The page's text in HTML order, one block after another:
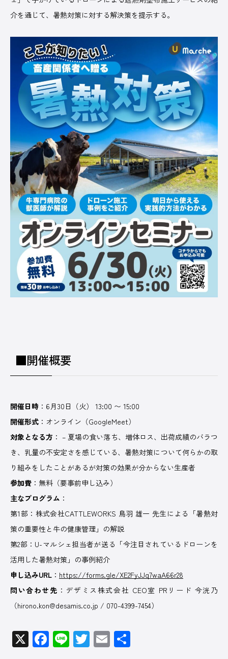
代表取締役 前田 良一
所在地 [本社] 〒162-0806 東京都新宿区榎町75番地
広告掲載について
プライバシーポリシー
運営会社
介を通じて、暑熱対策に対する解決策を提示する。
■開催概要
開催日時 ：6月30日（火） 13:00 〜 15:00
開催形式 ：オンライン（GoogleMeet）
対象となる方 ： – 夏場の食い落ち、増体ロス、出荷成績のバラつ
き、乳量の不安定さを感じている、暑熱対策について何らかの取
り組みをしたことがあるが対策の効果が分からない生産者
参加費 ：無料（要事前申し込み）
主なプログラム ：
第1部：株式会社CATTLEWORKS 鳥羽 雄一 先生による「暑熱対
策の重要性と牛の健康管理」の解説
第2部：U-マルシェ担当者が送る「今注目されているドローンを
活用した暑熱対策」の事例紹介
申し込みURL ： https://forms.gle/XE2FyJJq7waA66r28
問い合わせ先 ：デザミス株式会社 CEO室 PRリード 今洸乃
（hirono.kon@desamis.co.jp / 070-4399-7454）
X Facebook
LineTwitter
Email